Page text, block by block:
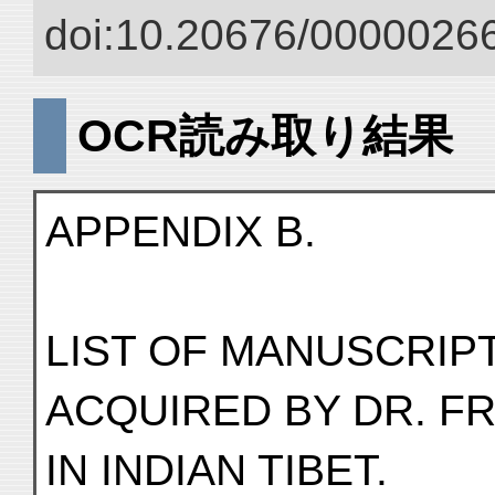
doi:10.20676/
OCR読み取り結果
APPENDIX B.
LIST OF
ACQUIRED BY DR.
IN INDIAN TIBET.